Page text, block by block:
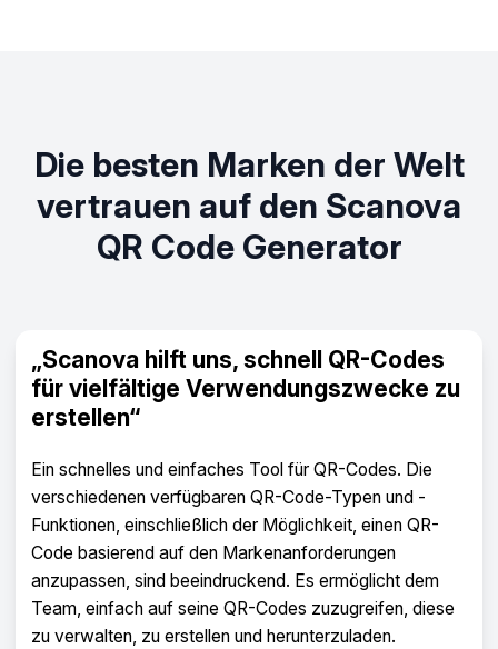
Die besten Marken der Welt
vertrauen auf den Scanova
QR Code Generator
„Mit Scanova haben wir unsere Leads
um das Zehnfache gesteigert“
Marketing-Toolkits. Es hilft uns, die Lead-Generierung
einfach zu steigern. Durch die Einführung von Scanova
QR Codes in unseren Keynote-Präsentationen und
Ständen auf Konferenzen haben wir unsere Leads um
das Zehnfache gesteigert. Scanova erleichtert
außerdem die individuelle Anpassung von Lead-
Formularen und bietet dem Endbenutzer eine